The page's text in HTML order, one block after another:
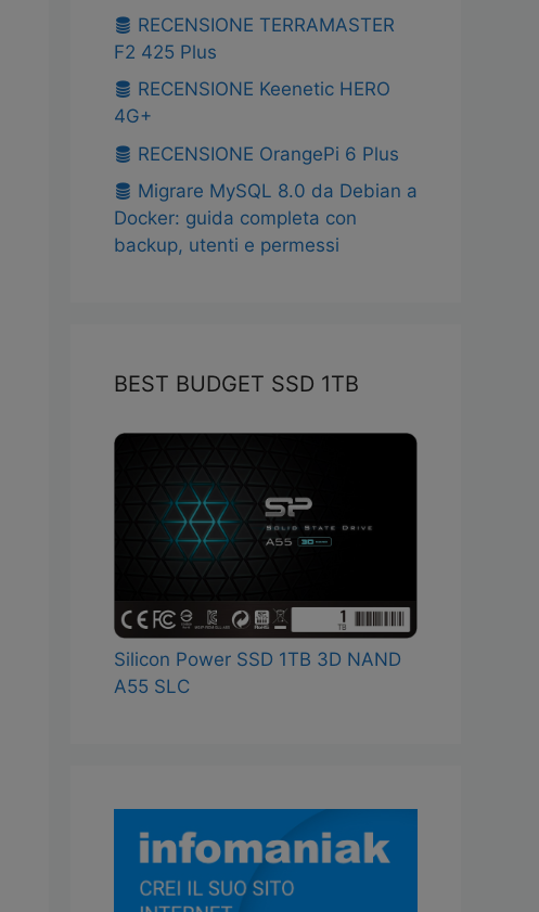
RECENSIONE TERRAMASTER
F2 425 Plus
RECENSIONE Keenetic HERO
4G+
RECENSIONE OrangePi 6 Plus
Migrare MySQL 8.0 da Debian a
Docker: guida completa con
backup, utenti e permessi
BEST BUDGET SSD 1TB
Silicon Power SSD 1TB 3D NAND
A55 SLC